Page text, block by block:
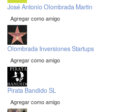
José Antonio Olombrada Martin
Agregar como amigo
Olombrada Inversiones Startups
Agregar como amigo
Pirata Bandido SL
Agregar como amigo